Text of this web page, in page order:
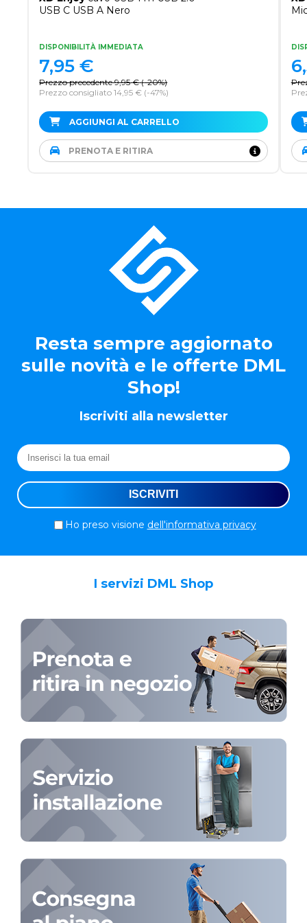
USB C USB A Nero
DISPONIBILITÀ IMMEDIATA
Prezzo precedente 9,95 € (-20%)
Prezzo consigliato 14,95 € (-47%)
7,95 €
AGGIUNGI AL CARRELLO
PRENOTA E RITIRA
Resta sempre aggiornato
sulle novità e le offerte DML
Shop!
Iscriviti alla newsletter
Ho preso visione dell'informativa privacy
I servizi DML Shop